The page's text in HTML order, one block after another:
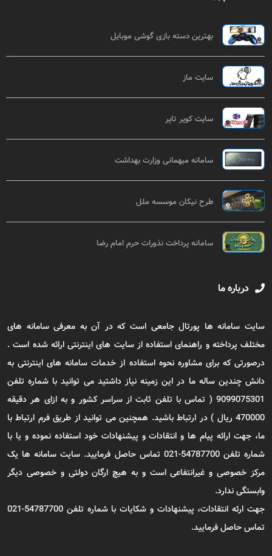
بهترین دسته بازی گوشی موبایل
سایت ماز
سایت کویر تایر
سامانه میهمانی وزارت بهداشت
طرح نیکان موسسه ملل
سامانه پرداخت نذورات حرم امام رضا
درباره ما
سایت سامانه ها پورتال جامعی است که در آن به معرفی سامانه های
مختلف پرداخته و راهنمای استفاده از سایت های اینترنتی ارائه شده است .
درصورتی که برای مشاوره نحوه استفاده از خدمات سامانه های اینترنتی به
دانش چندین ساله ما در این زمینه نیاز داشتید می توانید با شماره تلفن
9099075301 ( تماس با تلفن ثابت از سراسر کشور و به ازای هر دقیقه
470000 ریال ) در ارتباط باشید. همچنین می توانید از طریق فرم ارتباط با
ما، جهت ارائه پیام ها و انتقادات و پیشنهادات خود استفاده نموده و یا با
شماره تلفن 54787700-021 تماس حاصل فرمایید. سایت سامانه ها یک
مرکز خصوصی و غیرانتفاعی است و به هیچ ارگان دولتی و خصوصی دیگر
وابستگی ندارد.
جهت ارئه انتقادات، پیشنهادات و شکایات با شماره تلفن 54787700-021
تماس حاصل فرمایید.